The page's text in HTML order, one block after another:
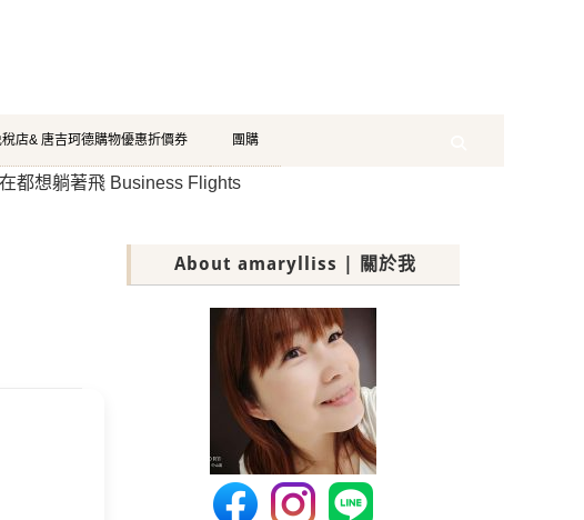
店& 唐吉珂德購物優惠折價券 團購
都想躺著飛 Business Flights
About amarylliss | 關於我